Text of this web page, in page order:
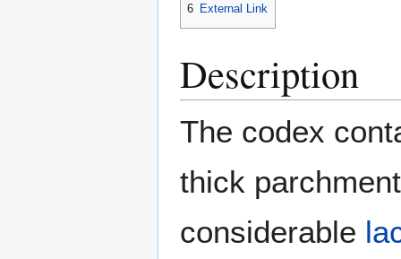
6 External Link
Description
The codex
thick
considerable